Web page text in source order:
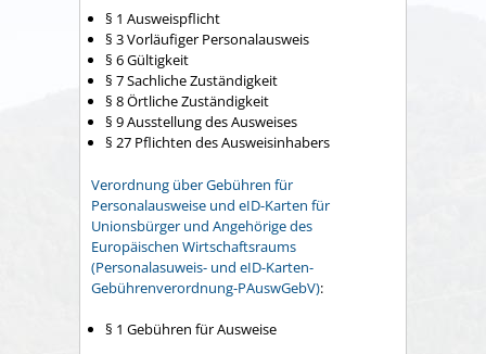
§ 1 Ausweispflicht
§ 3 Vorläufiger Personalausweis
§ 6 Gültigkeit
§ 7 Sachliche Zuständigkeit
§ 8 Örtliche Zuständigkeit
§ 9 Ausstellung des Ausweises
§ 27 Pflichten des Ausweisinhabers
Verordnung über Gebühren für
Personalausweise und eID-Karten für
Unionsbürger und Angehörige des
Europäischen Wirtschaftsraums
(Personalasuweis- und eID-Karten-
Gebührenverordnung-PAuswGebV):
§ 1 Gebühren für Ausweise